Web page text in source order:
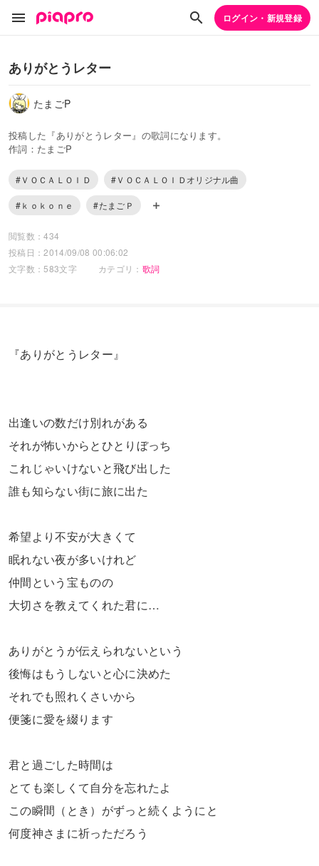
ログイン・新規登録
『ありがとうレター』
出逢いの数だけ別れがある
それが怖いからとひとりぼっち
これじゃいけないと飛び出した
誰も知らない街に旅に出た
希望より不安が大きくて
眠れない夜が多いけれど
仲間という宝ものの
大切さを教えてくれた君に…
ありがとうが伝えられないという
後悔はもうしないと心に決めた
それでも照れくさいから
便箋に愛を綴ります
君と過ごした時間は
とても楽しくて自分を忘れたよ
この瞬間（とき）がずっと続くようにと
何度神さまに祈っただろう
ありがとうレター
たまごP
投稿した『ありがとうレター』の歌詞になります。
作詞：たまごP
#ＶＯＣＡＬＯＩＤ #ＶＯＣＡＬＯＩＤオリジナル曲
#ｋｏｋｏｎｅ #たまごＰ
閲覧数：434
投稿日：2014/09/08 00:06:02
文字数：583文字
カテゴリ： 歌詞